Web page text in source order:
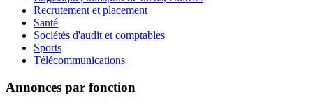
Recrutement et placement
Santé
Sociétés d'audit et comptables
Sports
Télécommunications
Annonces par fonction